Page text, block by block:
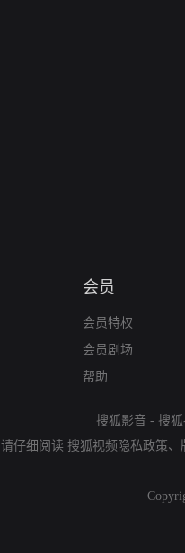
会员
会员特权
会员剧场
帮助
搜狐影音 - 搜
请仔细阅读 搜狐视频隐私政策、